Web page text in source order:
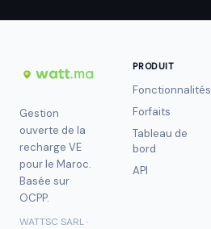
Gestion
ouverte de la
recharge VE
pour le Maroc.
Basée sur
OCPP.
WATTSC SARL ·
PRODUIT
Fonctionnalités
Forfaits
Tableau de
bord
API